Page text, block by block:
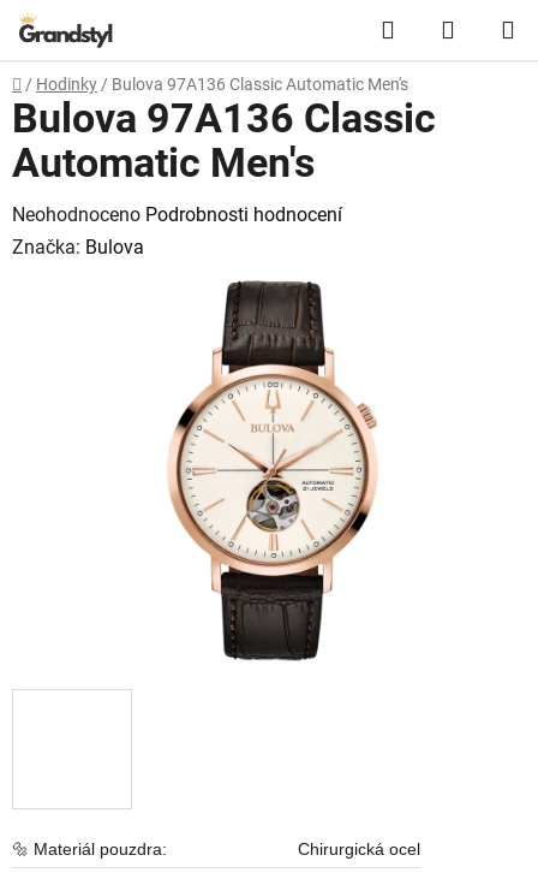
Přejít na obsah Hledat
Domů
/ Hodinky / Bulova 97A136 Classic Automatic Men's
🔩 Materiál pouzdra:
Chirurgická ocel
Bulova 97A136 Classic
Automatic Men's
Průměrné hodnocení produktu je 0,0 z 5 hvězdiček.
Neohodnoceno Podrobnosti hodnocení
Značka: Bulova